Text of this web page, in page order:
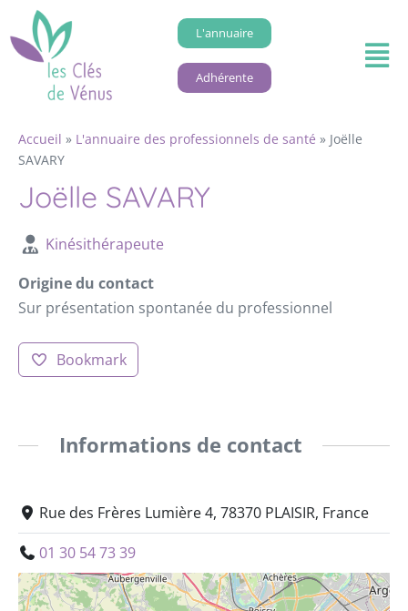
L'annuaire
Adhérente
Accueil » L'annuaire des professionnels de santé » Joëlle
SAVARY
Joëlle SAVARY
Kinésithérapeute
Origine du contact
Sur présentation spontanée du professionnel
Bookmark
Informations de contact
Rue des Frères Lumière 4, 78370 PLAISIR, France
01 30 54 73 39